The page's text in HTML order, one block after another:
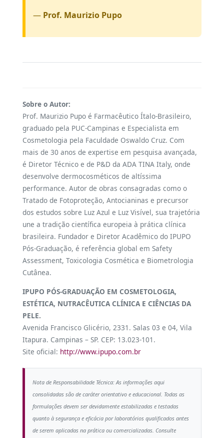
— Prof. Maurizio Pupo
Sobre o Autor:
Prof. Maurizio Pupo é Farmacêutico Ítalo-Brasileiro,
graduado pela PUC-Campinas e Especialista em
Cosmetologia pela Faculdade Oswaldo Cruz. Com
mais de 30 anos de expertise em pesquisa avançada,
é Diretor Técnico e de P&D da ADA TINA Italy, onde
desenvolve dermocosméticos de altíssima
performance. Autor de obras consagradas como o
Tratado de Fotoproteção, Antocianinas e precursor
dos estudos sobre Luz Azul e Luz Visível, sua trajetória
une a tradição científica europeia à prática clínica
brasileira. Fundador e Diretor Acadêmico do IPUPO
Pós-Graduação, é referência global em Safety
Assessment, Toxicologia Cosmética e Biometrologia
Cutânea.
IPUPO PÓS-GRADUAÇÃO EM COSMETOLOGIA,
ESTÉTICA, NUTRACÊUTICA CLÍNICA E CIÊNCIAS DA
PELE.
Avenida Francisco Glicério, 2331. Salas 03 e 04, Vila
Itapura. Campinas – SP. CEP: 13.023-101.
Site oficial: http://www.ipupo.com.br
Nota de Responsabilidade Técnica: As informações aqui
consolidadas são de caráter orientativo e educacional. Todas as
formulações devem ser devidamente estabilizadas e testadas
quanto à segurança e eficácia por laboratórios qualificados antes
de serem aplicadas na prática ou comercializadas. Consulte